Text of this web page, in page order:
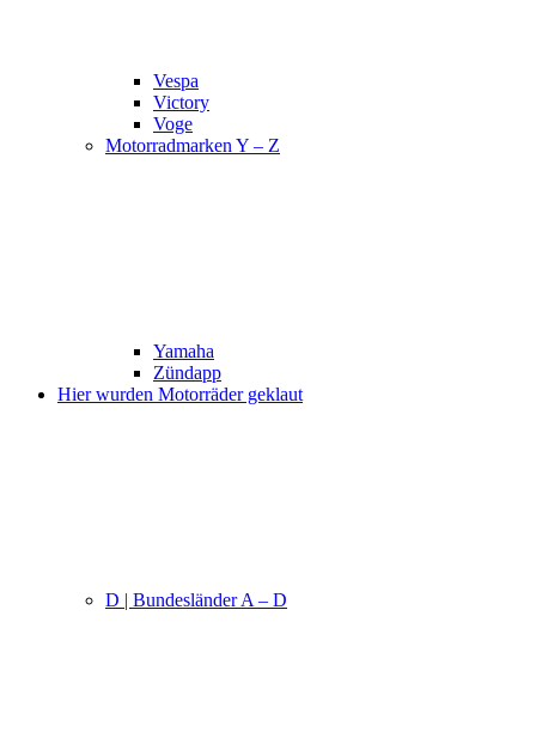
Vespa
Victory
Voge
Motorradmarken Y – Z
Yamaha
Zündapp
Hier wurden Motorräder geklaut
D | Bundesländer A – D